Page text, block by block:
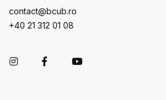
contact@bcub.ro
+40 21 312 01 08